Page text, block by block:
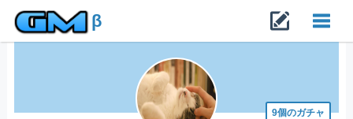
β
9個のガチャ